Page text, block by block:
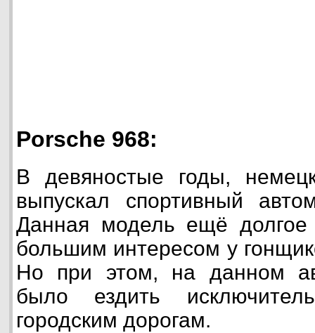
Porsche 968:
В девяностые годы,
выпускал спортивный
Данная модель ещё долгое
большим интересом у
Но при этом, на данном
было ездить
городским дорогам.